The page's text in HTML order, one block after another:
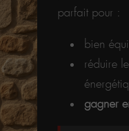
parfait pour :
bien
réduire
gagner